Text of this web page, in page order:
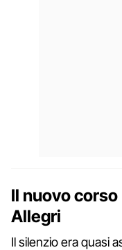
Il nuovo
Allegri
Il silenzio era quasi